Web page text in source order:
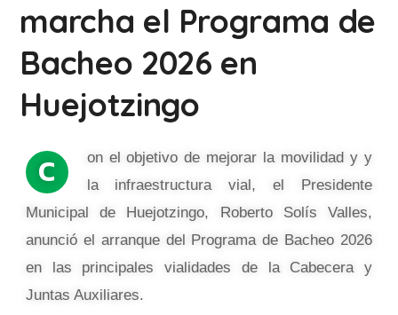
marcha el Programa de
Bacheo 2026 en
Huejotzingo
C
on el objetivo de mejorar la movilidad y y
la infraestructura vial, el Presidente
Municipal de Huejotzingo, Roberto Solís Valles,
anunció el arranque del Programa de Bacheo 2026
en las principales vialidades de la Cabecera y
Juntas Auxiliares.